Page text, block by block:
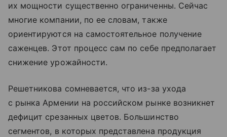
их мощности существенно ограниченны. Сейчас
многие компании, по ее словам, также
ориентируются на самостоятельное получение
саженцев. Этот процесс сам по себе предполагает
снижение урожайности.
Решетникова сомневается, что из-за ухода
с рынка Армении на российском рынке возникнет
дефицит срезанных цветов. Большинство
сегментов, в которых представлена продукция